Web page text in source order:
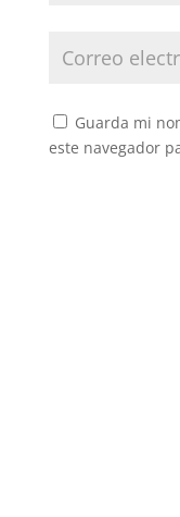
Guarda mi
este navegador